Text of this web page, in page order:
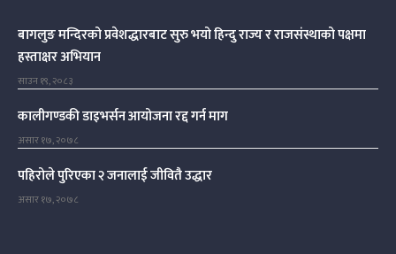
बागलुङ मन्दिरको प्रवेशद्धारबाट सुरु भयो हिन्दु राज्य र राजसंस्थाको पक्षमा
हस्ताक्षर अभियान
साउन १९, २०८३
कालीगण्डकी डाइभर्सन आयोजना रद्द गर्न माग
असार १७, २०७८
पहिरोले पुरिएका २ जनालाई जीवितै उद्धार
असार १७, २०७८